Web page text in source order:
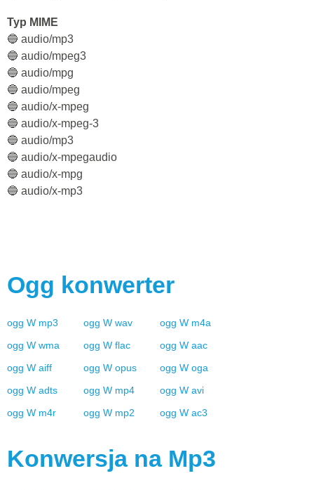
Typ MIME
🔵 audio/mp3
🔵 audio/mpeg3
🔵 audio/mpg
🔵 audio/mpeg
🔵 audio/x-mpeg
🔵 audio/x-mpeg-3
🔵 audio/mp3
🔵 audio/x-mpegaudio
🔵 audio/x-mpg
🔵 audio/x-mp3
Ogg konwerter
ogg W mp3 ogg W wav ogg W m4a
ogg W wma ogg W flac ogg W aac
ogg W aiff ogg W opus ogg W oga
ogg W adts ogg W mp4 ogg W avi
ogg W m4r ogg W mp2 ogg W ac3
Konwersja na Mp3